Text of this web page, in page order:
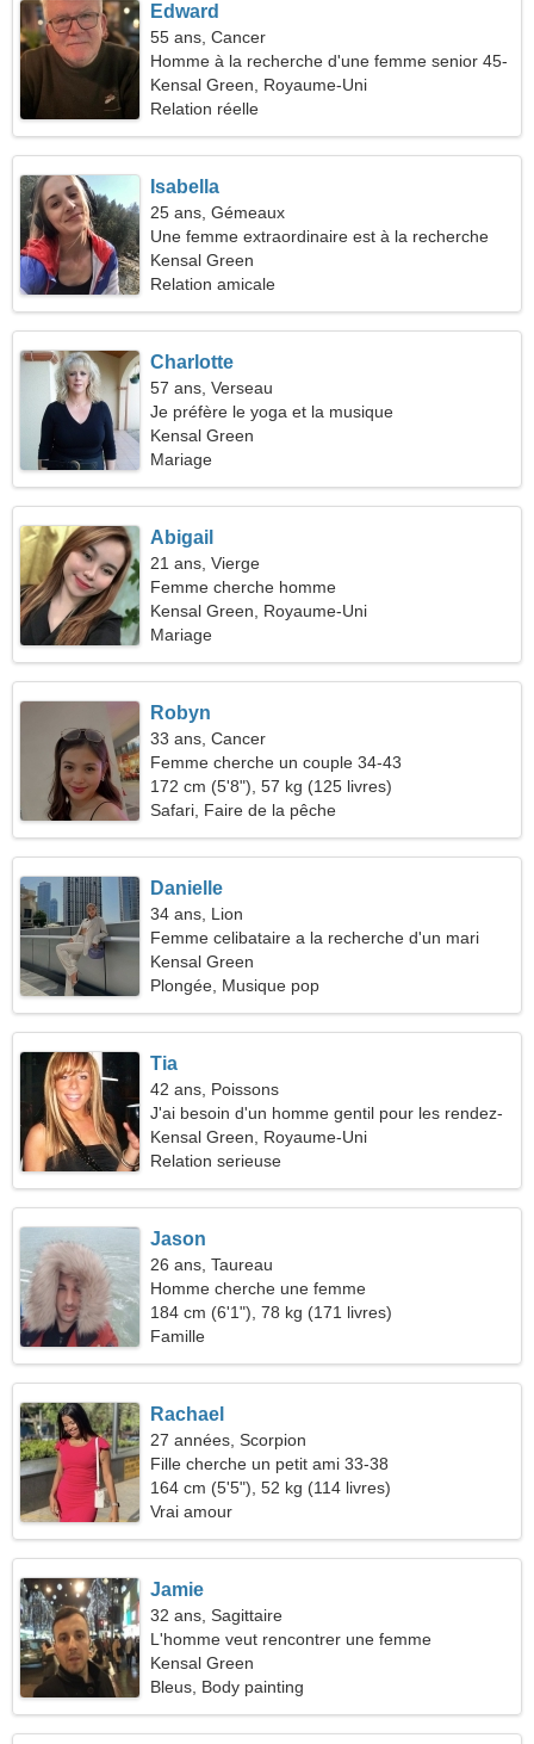
Edward
55 ans, Cancer
Homme à la recherche d'une femme senior 45-
53
Kensal Green, Royaume-Uni
Relation réelle
Isabella
25 ans, Gémeaux
Une femme extraordinaire est à la recherche
d'une relation amoureuse
Kensal Green
Relation amicale
Charlotte
57 ans, Verseau
Je préfère le yoga et la musique
Kensal Green
Mariage
Abigail
21 ans, Vierge
Femme cherche homme
Kensal Green, Royaume-Uni
Mariage
Robyn
33 ans, Cancer
Femme cherche un couple 34-43
172 cm (5'8"), 57 kg (125 livres)
Safari, Faire de la pêche
Danielle
34 ans, Lion
Femme celibataire a la recherche d'un mari
Kensal Green
Plongée, Musique pop
Tia
42 ans, Poissons
J'ai besoin d'un homme gentil pour les rendez-
vous
Kensal Green, Royaume-Uni
Relation serieuse
Jason
26 ans, Taureau
Homme cherche une femme
184 cm (6'1"), 78 kg (171 livres)
Famille
Rachael
27 années, Scorpion
Fille cherche un petit ami 33-38
164 cm (5'5"), 52 kg (114 livres)
Vrai amour
Jamie
32 ans, Sagittaire
L'homme veut rencontrer une femme
Kensal Green
Bleus, Body painting